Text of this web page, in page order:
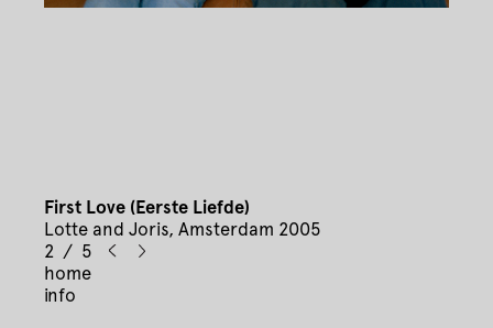
First Love (Eerste Liefde)
Lotte and Joris, Amsterdam 2005
2 / 5
home
info